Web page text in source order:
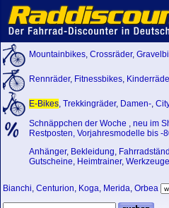
Mountainbikes, Crossräder,
Rennräder, Fitnessbikes,
E-Bikes, Trekkingräder, Damen-,
Schnäppchen der Woche , neu im
Restposten, Vorjahresmodelle bis -
Anhänger, Bekleidung,
Gutscheine, Heimtrainer, Werkzeuge
Bianchi, Centurion, Koga, Merida, Orbea